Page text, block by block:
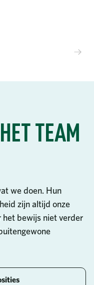
TEAM
we doen. Hun
zijn altijd onze
bewijs niet verder